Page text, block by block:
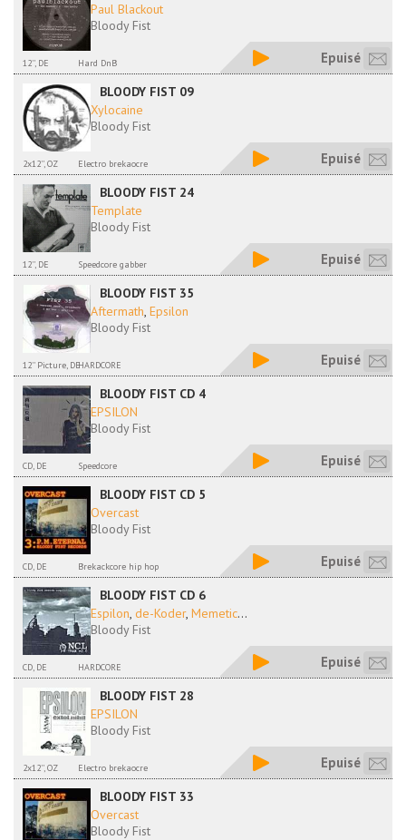
Paul Blackout
Bloody Fist
12'', DE Hard DnB Epuisé
BLOODY FIST 09
Xylocaine
Bloody Fist
2x12'', OZ Electro brekaocre Epuisé
BLOODY FIST 24
Template
Bloody Fist
12'', DE Speedcore gabber Epuisé
BLOODY FIST 35
Aftermath, Epsilon
Bloody Fist
12'' Picture, DEHARDCORE Epuisé
BLOODY FIST CD 4
EPSILON
Bloody Fist
CD, DE Speedcore Epuisé
BLOODY FIST CD 5
Overcast
Bloody Fist
CD, DE Brekackcore hip hop Epuisé
BLOODY FIST CD 6
Espilon, de-Koder, Memetic...
Bloody Fist
CD, DE HARDCORE Epuisé
BLOODY FIST 28
EPSILON
Bloody Fist
2x12'', OZ Electro brekaocre Epuisé
BLOODY FIST 33
Overcast
Bloody Fist